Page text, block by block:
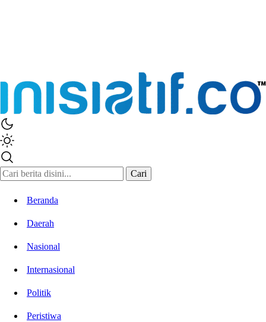
Cari
Beranda
Daerah
Nasional
Internasional
Politik
Peristiwa